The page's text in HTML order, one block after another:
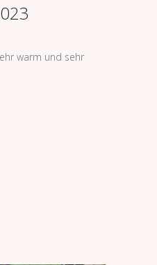
warm und sehr